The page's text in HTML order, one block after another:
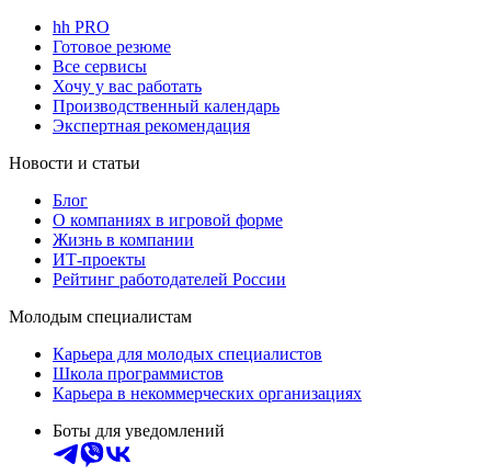
hh PRO
Готовое резюме
Все сервисы
Хочу у вас работать
Производственный календарь
Экспертная рекомендация
Новости и статьи
Блог
О компаниях в игровой форме
Жизнь в компании
ИТ-проекты
Рейтинг работодателей России
Молодым специалистам
Карьера для молодых специалистов
Школа программистов
Карьера в некоммерческих организациях
Боты для уведомлений